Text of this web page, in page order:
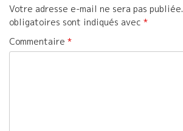
Votre adresse e-mail ne sera pas publiée.
obligatoires sont indiqués avec *
Commentaire *